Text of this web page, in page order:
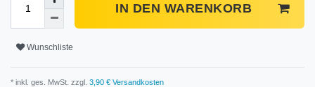
IN DEN WARENKORB
Wunschliste
* inkl. ges. MwSt. zzgl. 3,90 € Versandkosten